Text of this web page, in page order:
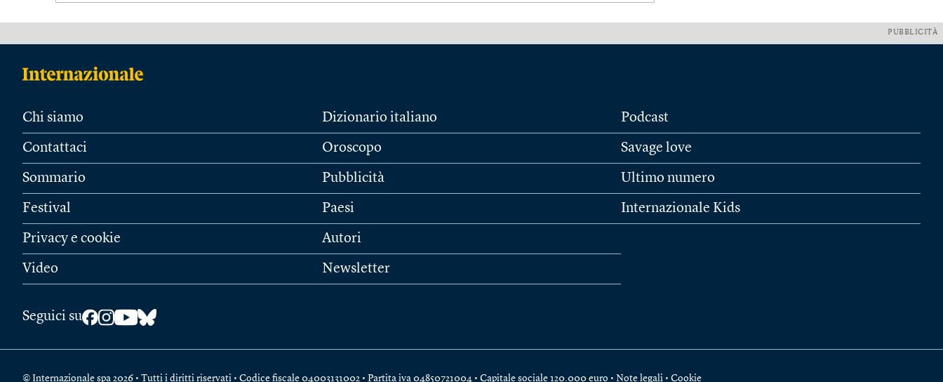
PUBBLICITÀ
Chi siamo
Contattaci
Sommario
Festival
Privacy e cookie
Video
Dizionario italiano
Oroscopo
Pubblicità
Paesi
Autori
Newsletter
Podcast
Savage love
Ultimo numero
Internazionale Kids
Seguici su
© Internazionale spa 2026 • Tutti i diritti riservati • Codice fiscale 04003131002 • Partita iva 04850721004 • Capitale sociale 120.000 euro • Note legali • Cookie